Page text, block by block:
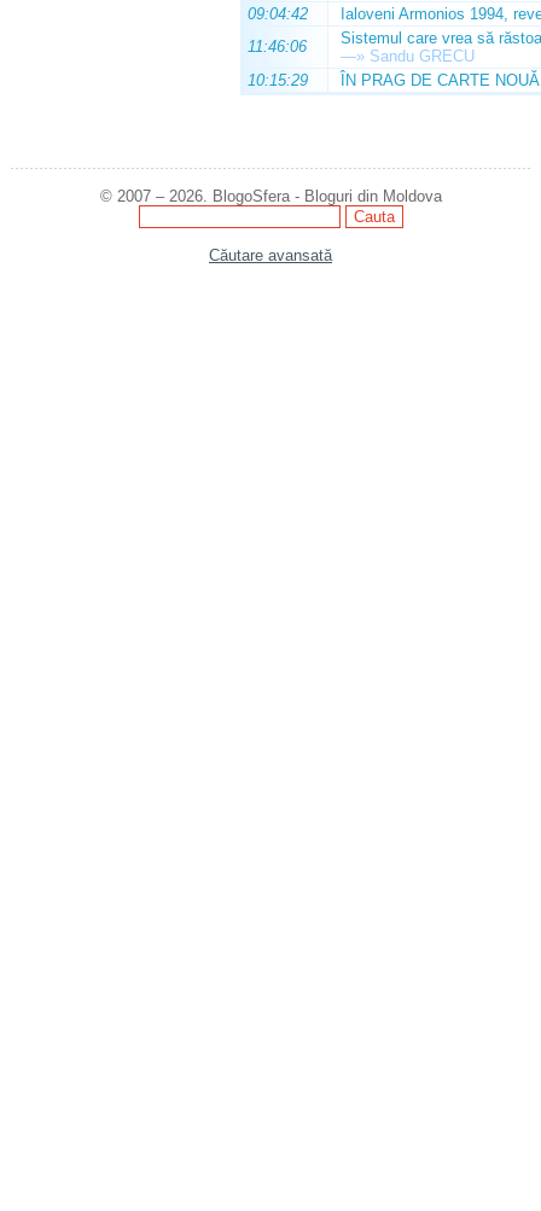
09:04:42
Ialoveni Armonios 1994,
11:46:06
Sistemul care vrea să
—» Sandu GRECU
10:15:29
ÎN PRAG DE CARTE NOUĂ
© 2007 – 2026. BlogoSfera - Bloguri din Moldova
Căutare avansată